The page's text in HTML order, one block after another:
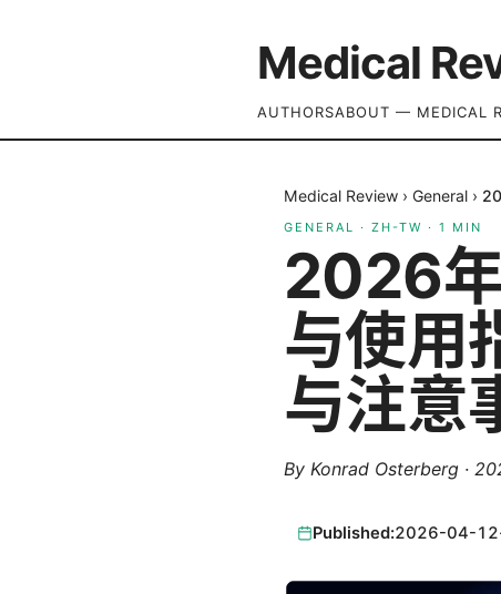
Medical
AUTHORSABOUT — MEDICAL
Medical Review › General ›
GENERAL · ZH-TW · 1 MIN
2026
与使用
与注意
By Konrad Osterberg ·
Published:2026-04-12·